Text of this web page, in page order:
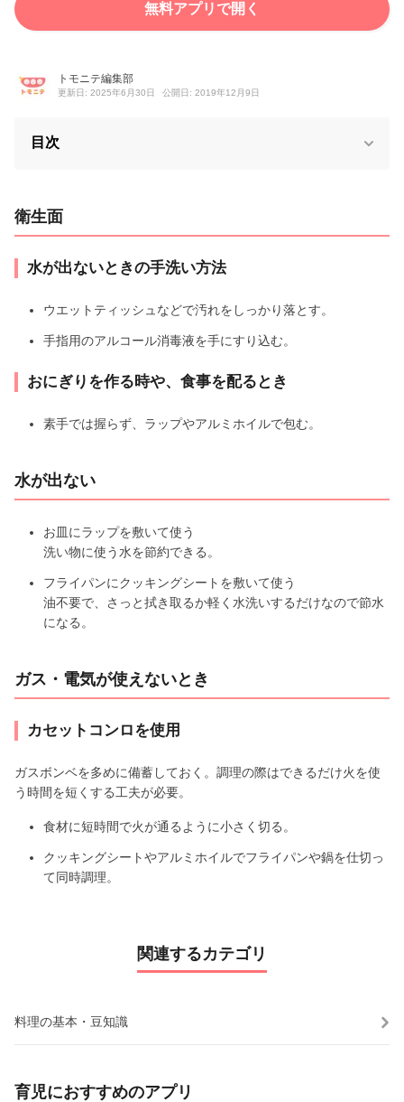
無料アプリで開く
トモニテ編集部
更新日: 2025年6月30日 公開日: 2019年12月9日
目次
衛生面
水が出ないときの手洗い方法
ウエットティッシュなどで汚れをしっかり落とす。
手指用のアルコール消毒液を手にすり込む。
おにぎりを作る時や、食事を配るとき
素手では握らず、ラップやアルミホイルで包む。
水が出ない
お皿にラップを敷いて使う
洗い物に使う水を節約できる。
フライパンにクッキングシートを敷いて使う
油不要で、さっと拭き取るか軽く水洗いするだけなので節水
になる。
ガス・電気が使えないとき
カセットコンロを使用
ガスボンベを多めに備蓄しておく。調理の際はできるだけ火を使
う時間を短くする工夫が必要。
食材に短時間で火が通るように小さく切る。
クッキングシートやアルミホイルでフライパンや鍋を仕切っ
て同時調理。
関連するカテゴリ
料理の基本・豆知識
育児におすすめのアプリ